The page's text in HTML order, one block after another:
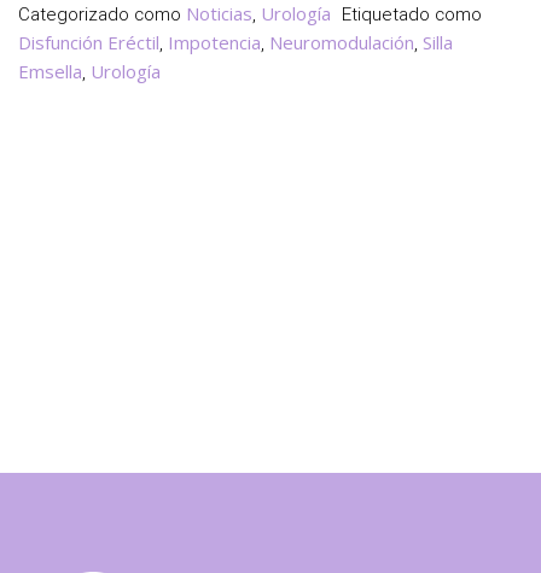
Categorizado como Noticias, Urología Etiquetado como
Disfunción Eréctil, Impotencia, Neuromodulación, Silla
Emsella, Urología